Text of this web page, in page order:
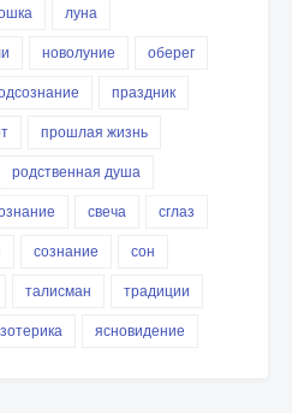
луна
новолуние
оберег
праздник
прошлая жизнь
родственная душа
свеча
сглаз
сознание
сон
талисман
традиции
ясновидение